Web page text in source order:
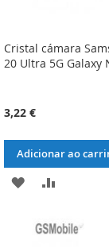
Cristal cámara
20 Ultra 5G Galaxy
3,22 €
Adicionar ao
ADICIONAR
LISTA